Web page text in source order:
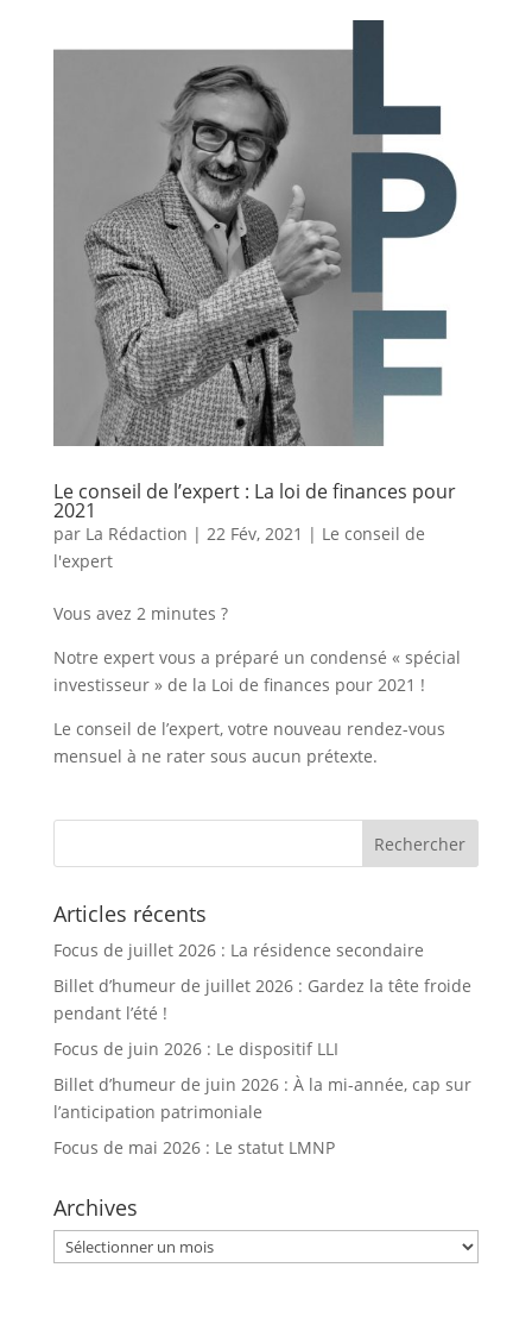
Le conseil de l’expert : La loi de finances pour
2021
par La Rédaction | 22 Fév, 2021 | Le conseil de
l'expert
Vous avez 2 minutes ?
Notre expert vous a préparé un condensé « spécial
investisseur » de la Loi de finances pour 2021 !
Le conseil de l’expert, votre nouveau rendez-vous
mensuel à ne rater sous aucun prétexte.
Articles récents
Focus de juillet 2026 : La résidence secondaire
Billet d’humeur de juillet 2026 : Gardez la tête froide
pendant l’été !
Focus de juin 2026 : Le dispositif LLI
Billet d’humeur de juin 2026 : À la mi-année, cap sur
l’anticipation patrimoniale
Focus de mai 2026 : Le statut LMNP
Archives
Archives